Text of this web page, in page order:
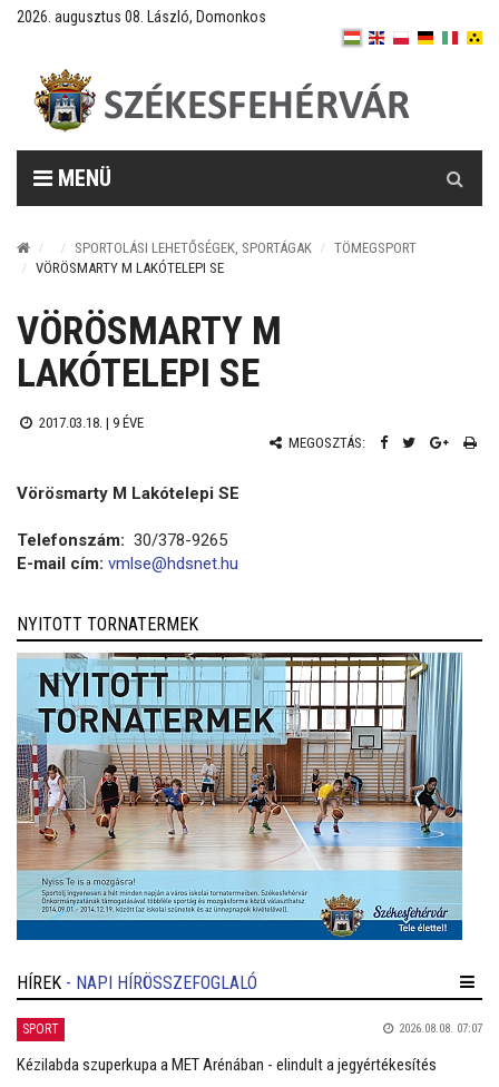
2026. augusztus 08. László, Domonkos
MENÜ
SPORTOLÁSI LEHETŐSÉGEK, SPORTÁGAK
TÖMEGSPORT
VÖRÖSMARTY M LAKÓTELEPI SE
VÖRÖSMARTY M
LAKÓTELEPI SE
2017.03.18. | 9 ÉVE
MEGOSZTÁS:
Vörösmarty M Lakótelepi SE
Telefonszám: 30/378-9265
E-mail cím: vmlse@hdsnet.hu
NYITOTT TORNATERMEK
HÍREK - NAPI HÍRÖSSZEFOGLALÓ
SPORT 2026.08.08. 07:07
Kézilabda szuperkupa a MET Arénában - elindult a jegyértékesítés